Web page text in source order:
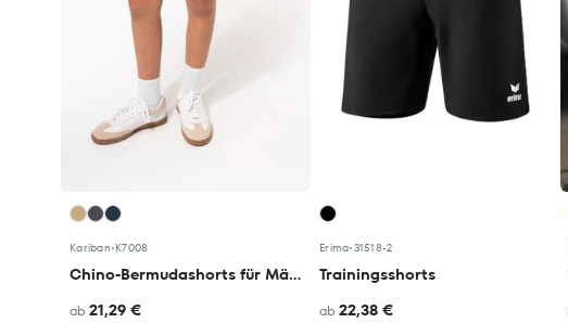
Kariban•K7008
Chino-Bermudashorts für Mädchen
ab 21,29 €
Erima•31518-2
Trainingsshorts
ab 22,38 €